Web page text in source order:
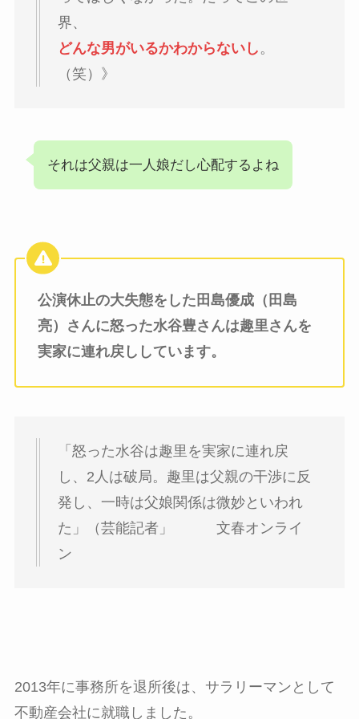
界、
どんな男がいるかわからないし 。
（笑）》
それは父親は一人娘だし心配するよね
公演休止の大失態をした田島優成（田島
亮）さんに怒った水谷豊さんは趣里さんを
実家に連れ戻ししています。
「怒った水谷は趣里を実家に連れ戻
し、2人は破局。趣里は父親の干渉に反
発し、一時は父娘関係は微妙といわれ
た」（芸能記者」 文春オンライ
ン
2013年に事務所を退所後は、サラリーマンとして
不動産会社に就職しました。